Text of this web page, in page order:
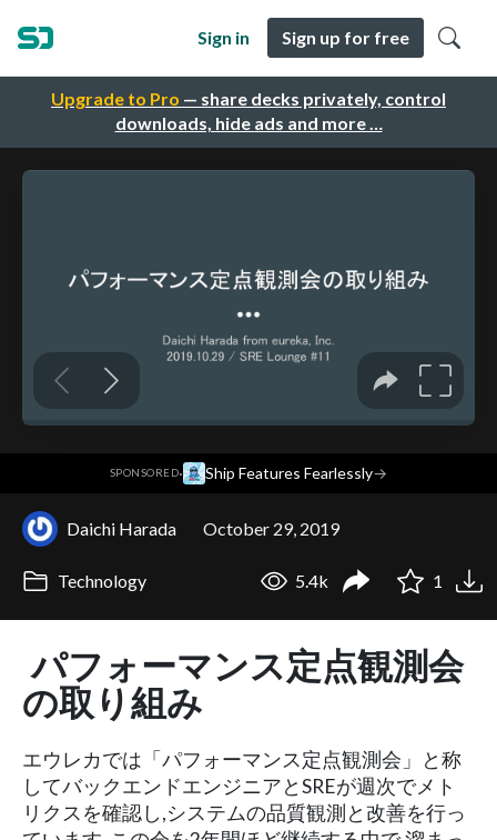
Upgrade to Pro — share decks privately, control
downloads, hide ads and more …
Sign in Sign up for free
SPONSORED· Ship Features Fearlessly→
Daichi Harada October 29, 2019
Technology 5.4k 1
パフォーマンス定点観測会
の取り組み
エウレカでは「パフォーマンス定点観測会」と称
してバックエンドエンジニアとSREが週次でメト
リクスを確認し,システムの品質観測と改善を行っ